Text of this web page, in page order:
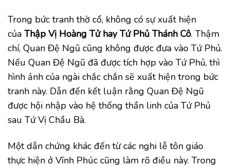
Trong bức tranh thờ cổ, không có sự xuất hiện
của Thập Vị Hoàng Tử hay Tứ Phủ Thánh Cô. Thậm
chí, Quan Đệ Ngũ cũng không được đưa vào Tứ Phủ.
Nếu Quan Đệ Ngũ đã được tích hợp vào Tứ Phủ, thì
hình ảnh của ngài chắc chắn sẽ xuất hiện trong bức
tranh này. Dẫn đến kết luận rằng Quan Đệ Ngũ
được hội nhập vào hệ thống thần linh của Tứ Phủ
sau Tứ Vị Chầu Bà.
Một dẫn chứng khác đến từ các nghi lễ tôn giáo
thực hiện ở Vĩnh Phúc cũng làm rõ điều này. Trong